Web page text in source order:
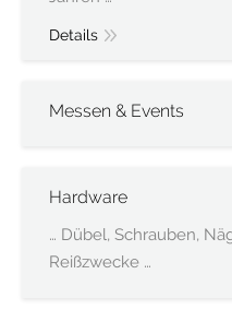
Details
Messen & Events
Hardware
… Dübel, Schrauben,
Reißzwecke …